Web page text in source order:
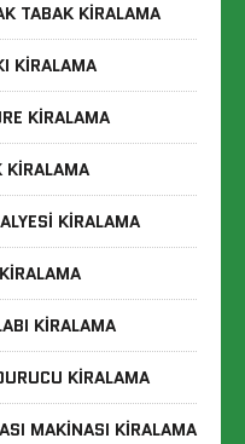
TABAK KIRALAMA
KIRALAMA
KIRALAMA
KIRALAMA
KIRALAMA
KIRALAMA
KIRALAMA
MAKINASI KIRALAMA